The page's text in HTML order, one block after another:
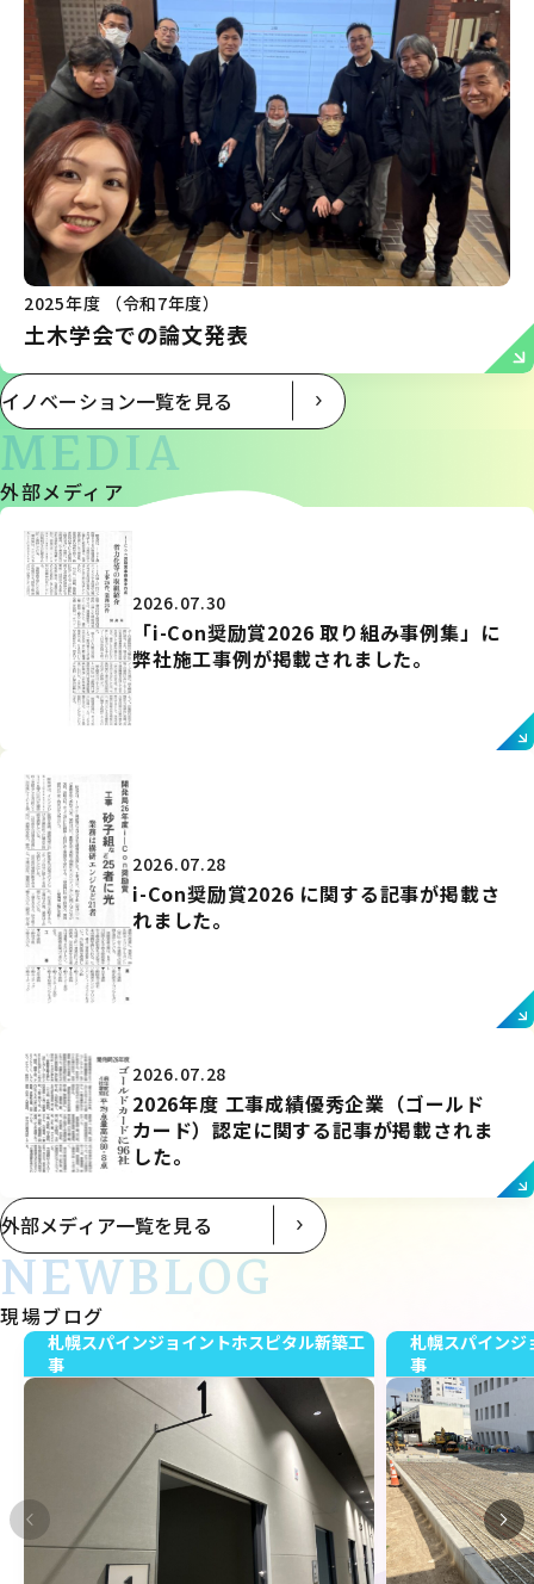
2025年度 （令和7年度）
土木学会での論文発表
イノベーション一覧を見る
外部メディア
MEDIA
2026.07.30
「i-Con奨励賞2026 取り組み事例集」に
弊社施工事例が掲載されました。
2026.07.28
i-Con奨励賞2026 に関する記事が掲載さ
れました。
2026.07.28
2026年度 工事成績優秀企業（ゴールド
カード）認定に関する記事が掲載されま
した。
外部メディア一覧を見る
現場ブログ
NEWBLOG
札幌スパインジョイントホスピタル新築工
事
札幌スパインジ
事